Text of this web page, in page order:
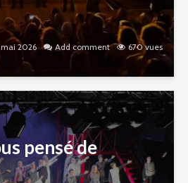
2026 Add comment 670 vues
pensé de